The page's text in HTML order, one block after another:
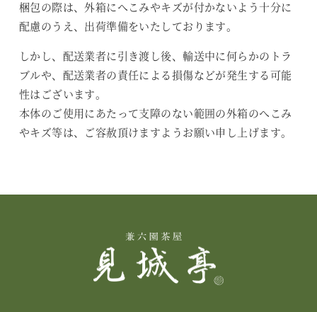
梱包の際は、外箱にへこみやキズが付かないよう十分に
配慮のうえ、出荷準備をいたしております。
しかし、配送業者に引き渡し後、輸送中に何らかのトラ
ブルや、配送業者の責任による損傷などが発生する可能
性はございます。
本体のご使用にあたって支障のない範囲の外箱のへこみ
やキズ等は、ご容赦頂けますようお願い申し上げます。